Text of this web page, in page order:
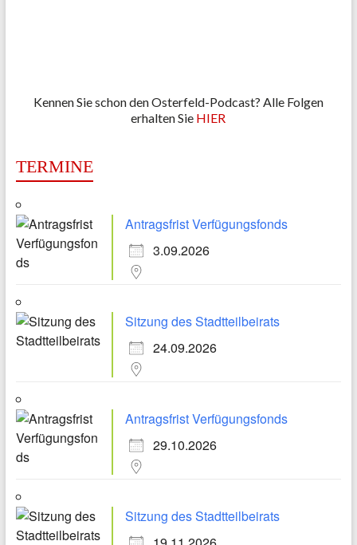
Kennen Sie schon den Osterfeld-Podcast? Alle Folgen
erhalten Sie HIER
TERMINE
Antragsfrist Verfügungsfonds
3.09.2026
Sitzung des Stadtteilbeirats
24.09.2026
Antragsfrist Verfügungsfonds
29.10.2026
Sitzung des Stadtteilbeirats